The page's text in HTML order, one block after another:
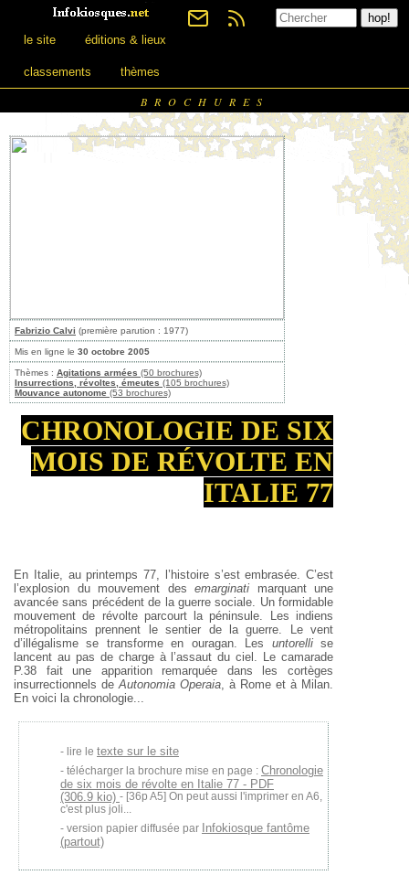
le site éditions & lieux
classements thèmes
BROCHURES
Fabrizio Calvi (première parution : 1977)
Mis en ligne le 30 octobre 2005
Thèmes : Agitations armées (50 brochures)
Insurrections, révoltes, émeutes (105 brochures)
Mouvance autonome (53 brochures)
CHRONOLOGIE DE SIX
MOIS DE RÉVOLTE EN
ITALIE 77
En Italie, au printemps 77, l’histoire s’est embrasée. C’est
l’explosion du mouvement des emarginati marquant une
avancée sans précédent de la guerre sociale. Un formidable
mouvement de révolte parcourt la péninsule. Les indiens
métropolitains prennent le sentier de la guerre. Le vent
d’illégalisme se transforme en ouragan. Les untorellise
lancent au pas de charge à l’assaut du ciel. Le camarade
P.38 fait une apparition remarquée dans les cortèges
insurrectionnels deAutonomia Operaia, à Rome et à Milan.
En voici la chronologie...
lire le texte sur le site
télécharger la brochure mise en page : Chronologie
de six mois de révolte en Italie 77 - PDF
(306.9 kio) - [36p A5] On peut aussi l'imprimer en A6,
c'est plus joli...
version papier diffusée par Infokiosque fantôme
(partout)